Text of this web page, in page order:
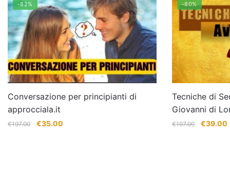
-82%
Conversazione per principianti di
approcciala.it
€197.00
Il
€35.00
-80%
Tecniche di
Giovanni di
€197.00
Il
€39.00